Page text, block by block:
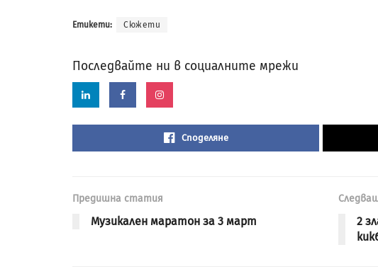
Етикети: Сюжети
Последвайте ни в социалните мрежи
Споделяне
Предишна статия
Музикален маратон за 3 март
2